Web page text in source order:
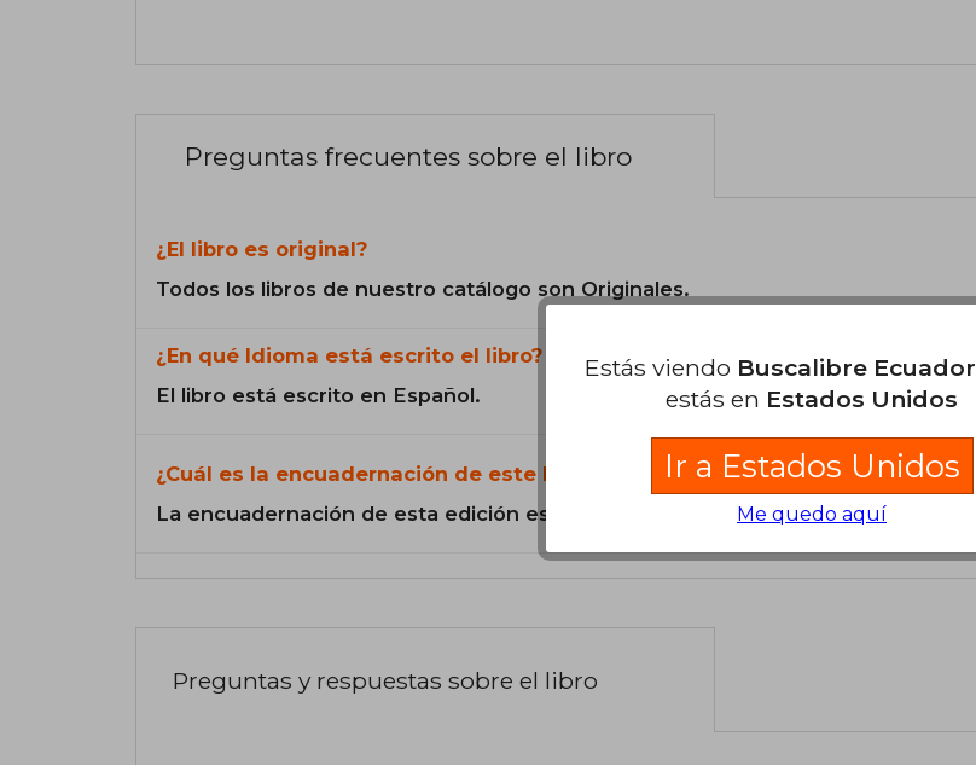
Preguntas frecuentes sobre el libro
¿El libro es original?
Todos los libros de nuestro catálogo son Originales.
¿En qué Idioma está escrito el libro?
El libro está escrito en Español.
¿Cuál es la encuadernación de este libro?
La encuadernación de esta edición es Tapa Dura.
Preguntas y respuestas sobre el libro
Estás viendo Buscalibre Ecuador
estás en Estados Unidos
Ir a Estados Unidos
Me quedo aquí